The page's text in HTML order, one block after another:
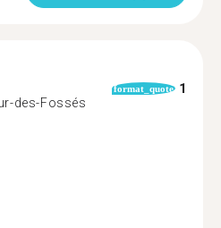
des-Fossés
format_quote 1